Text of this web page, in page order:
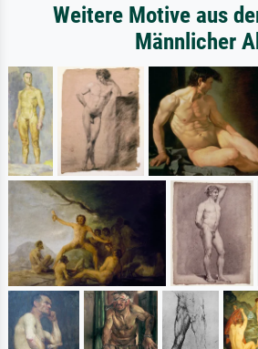
Weitere Motive aus
Männlicher